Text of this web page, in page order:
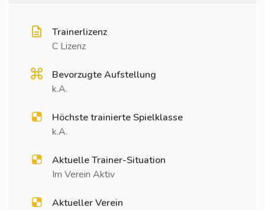
Trainerlizenz
C Lizenz
Bevorzugte Aufstellung
k.A.
Höchste trainierte Spielklasse
k.A.
Aktuelle Trainer-Situation
Im Verein Aktiv
Aktueller Verein